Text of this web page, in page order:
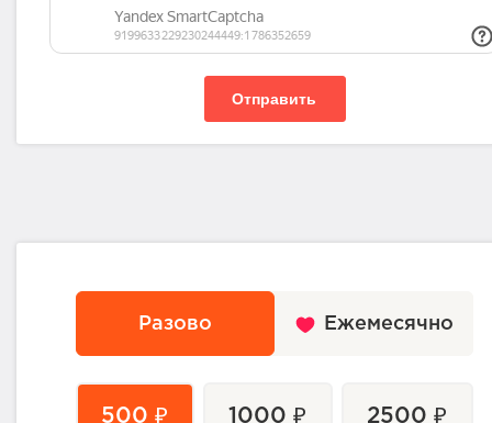
Отправить
Разово Ежемесячно
500 ₽ 1000 ₽ 2500 ₽